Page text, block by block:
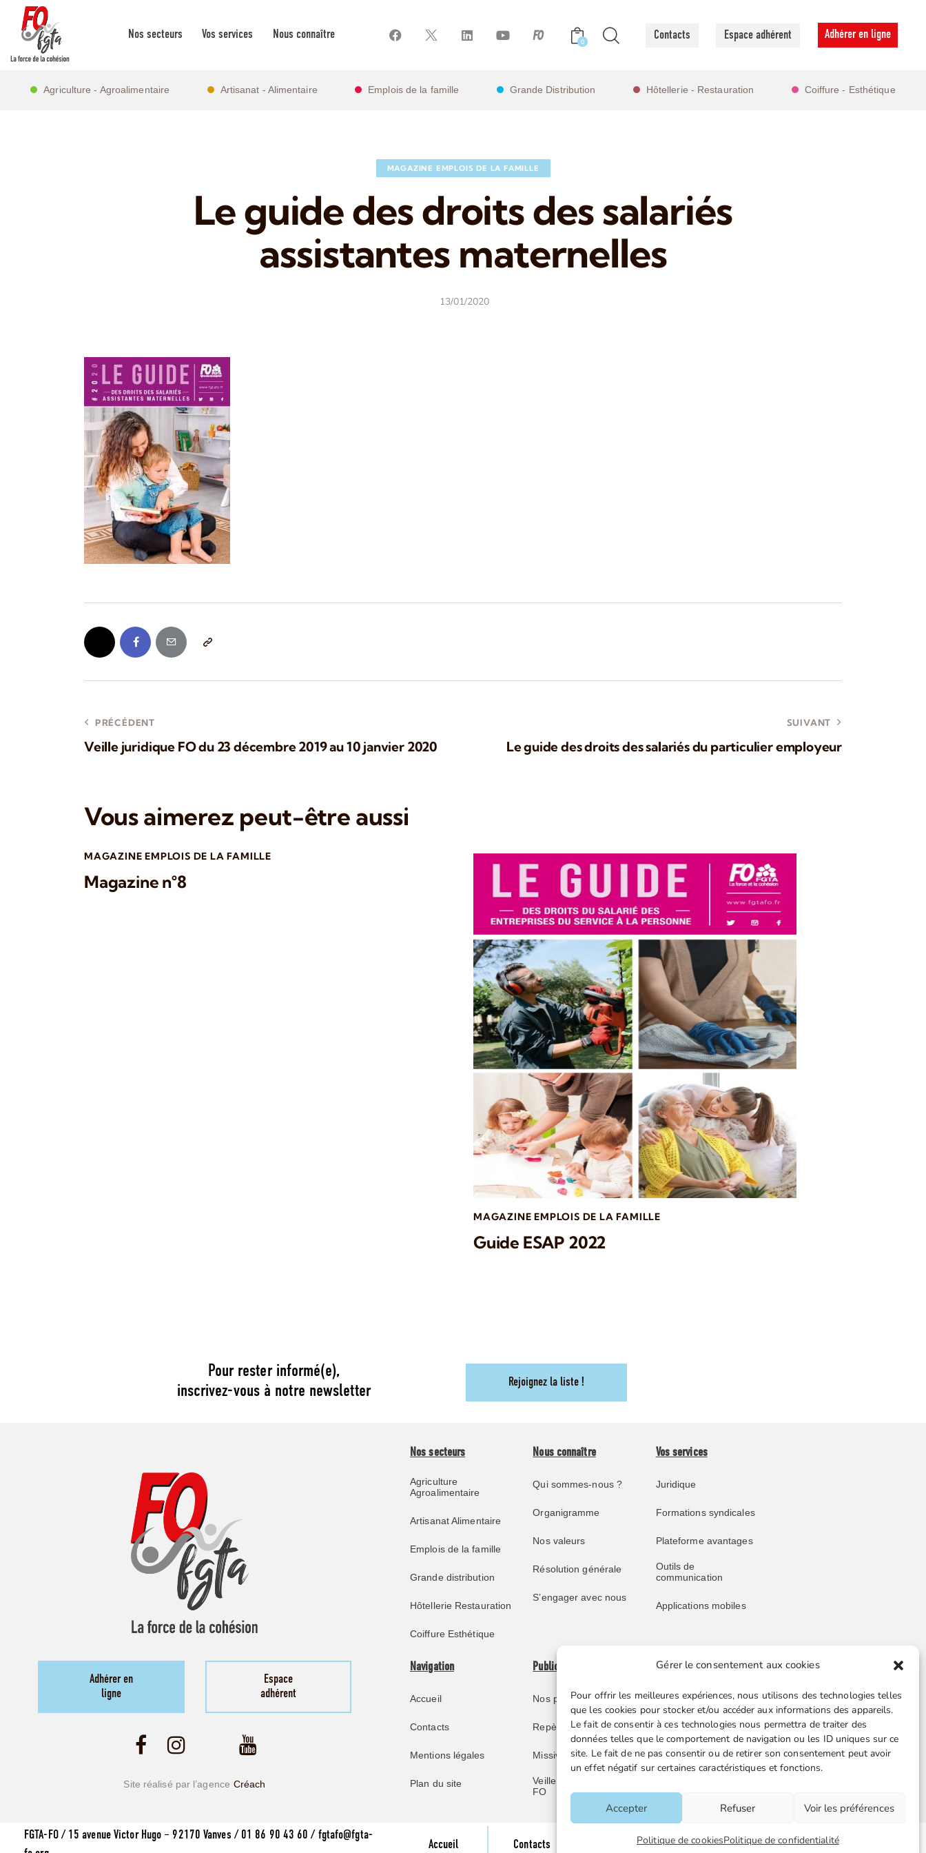
Gérer le consentement aux cookies
Pour offrir les meilleures expériences, nous utilisons des technologies telles
que les cookies pour stocker et/ou accéder aux informations des appareils.
Le fait de consentir à ces technologies nous permettra de traiter des
données telles que le comportement de navigation ou les ID uniques sur ce
site. Le fait de ne pas consentir ou de retirer son consentement peut avoir
un effet négatif sur certaines caractéristiques et fonctions.
Accepter Refuser Voir les préférences
Politique de cookiesPolitique de confidentialité
Nos secteurs Vos services Nous connaître
0 Contacts Espace adhérent Adhérer en ligne
Agriculture - Agroalimentaire Artisanat - Alimentaire Emplois de la famille Grande Distribution Hôtellerie - Restauration Coiffure - Esthétique
MAGAZINE EMPLOIS DE LA FAMILLE
Le guide des droits des salariés
assistantes maternelles
13/01/2020
PRÉCÉDENT
Veille juridique FO du 23 décembre 2019 au 10 janvier 2020
SUIVANT
Le guide des droits des salariés du particulier employeur
Vous aimerez peut-être aussi
MAGAZINE EMPLOIS DE LA FAMILLE
Magazine n°8
MAGAZINE EMPLOIS DE LA FAMILLE
Guide ESAP 2022
Pour rester informé(e),
inscrivez-vous à notre newsletter
Rejoignez la liste !
Adhérer en
ligne
Espace
adhérent
Site réalisé par l’agence Créach
Nos secteurs
Agriculture
Agroalimentaire
Artisanat Alimentaire
Emplois de la famille
Grande distribution
Hôtellerie Restauration
Coiffure Esthétique
Nous connaître
Qui sommes-nous ?
Organigramme
Nos valeurs
Résolution générale
S’engager avec nous
Vos services
Juridique
Formations syndicales
Plateforme avantages
Outils de
communication
Applications mobiles
Navigation
Accueil
Contacts
Mentions légales
Plan du site
Publications
Nos publications
Repère juridique
Missive retraités
Veille juridique FGTA-
FO
Liens utiles
Boutique en ligne
Espace Presse
Nos partenaires
FGTA-FO / 15 avenue Victor Hugo – 92170 Vanves / 01 86 90 43 60 / fgtafo@fgta-
Accueil Contacts
Mentions
Plan du site